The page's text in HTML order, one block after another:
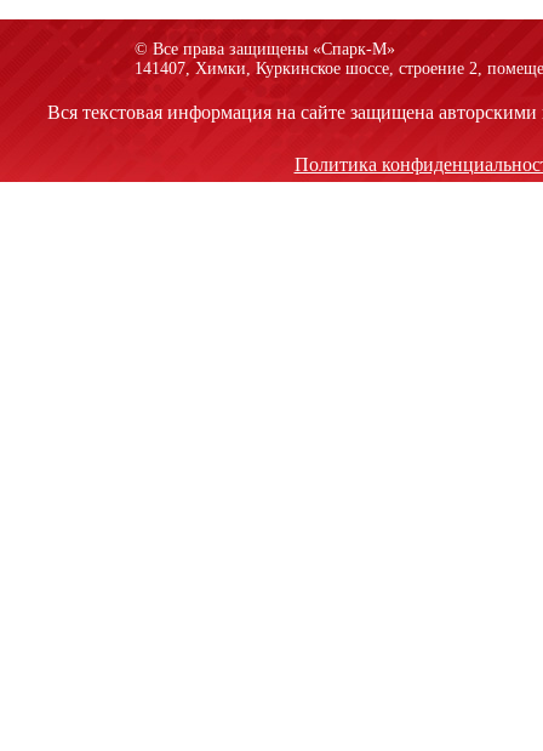
© Все права защищены «Спарк-M»
141407, Химки, Куркинское шоссе, строение 2,
Вся текстовая информация на сайте защищена
Политика